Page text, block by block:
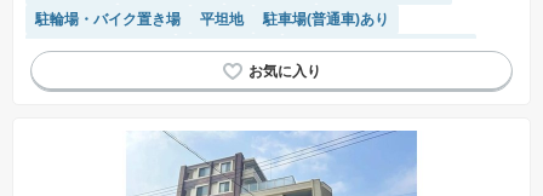
駐輪場・バイク置き場
平坦地
駐車場(普通車)あり
リフォーム済み物件
エレベーター
モニター付きインターホン
陽当り良好